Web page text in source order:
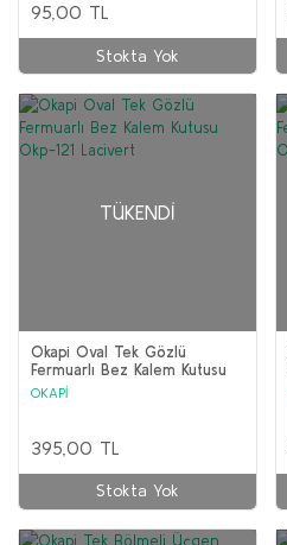
95,00 TL
Stokta Yok
TÜKENDI
Okapi Oval Tek Gözlü
Fermuarlı Bez Kalem Kutusu
Okp-121 Lacivert
OKAPİ
395,00 TL
Stokta Yok